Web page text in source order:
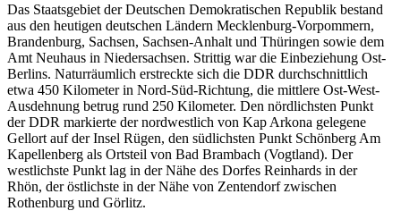
Das Staatsgebiet der Deutschen Demokratischen Republik bestand
aus den heutigen deutschen Ländern Mecklenburg-Vorpommern,
Brandenburg, Sachsen, Sachsen-Anhalt und Thüringen sowie dem
Amt Neuhaus in Niedersachsen. Strittig war die Einbeziehung Ost-
Berlins. Naturräumlich erstreckte sich die DDR durchschnittlich
etwa 450 Kilometer in Nord-Süd-Richtung, die mittlere Ost-West-
Ausdehnung betrug rund 250 Kilometer. Den nördlichsten Punkt
der DDR markierte der nordwestlich von Kap Arkona gelegene
Gellort auf der Insel Rügen, den südlichsten Punkt Schönberg Am
Kapellenberg als Ortsteil von Bad Brambach (Vogtland). Der
westlichste Punkt lag in der Nähe des Dorfes Reinhards in der
Rhön, der östlichste in der Nähe von Zentendorf zwischen
Rothenburg und Görlitz.